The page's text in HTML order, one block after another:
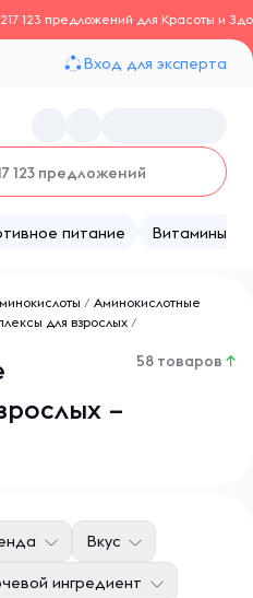
123 предложений для Красоты и
Вход для эксперта
питание Витамины
/ Аминокислотные
для взрослых /
–
58 товаров ↑
Вкус
ингредиент